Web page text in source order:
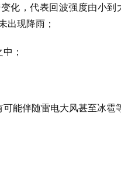
化，代表回波强度由小
出现降雨；
；
能伴随雷电大风甚至冰雹